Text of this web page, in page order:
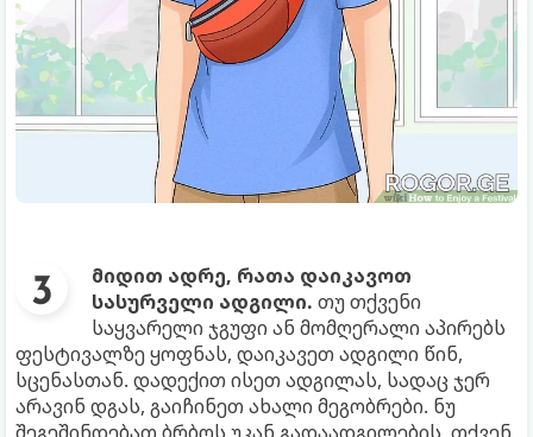
მიდით ადრე, რათა დაიკავოთ
სასურველი ადგილი. თუ თქვენი
საყვარელი ჯგუფი ან მომღერალი აპირებს
ფესტივალზე ყოფნას, დაიკავეთ ადგილი წინ,
სცენასთან. დადექით ისეთ ადგილას, სადაც ჯერ
არავინ დგას, გაიჩინეთ ახალი მეგობრები. ნუ